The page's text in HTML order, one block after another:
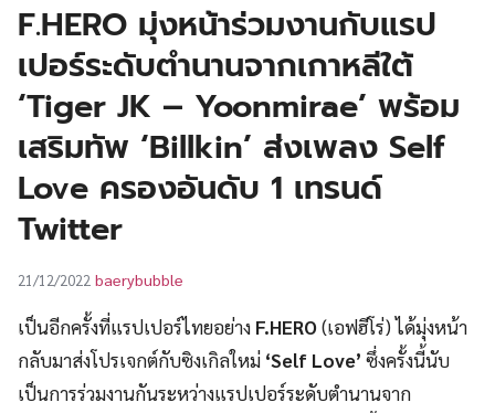
F.HERO มุ่งหน้าร่วมงานกับแรป
เปอร์ระดับตำนานจากเกาหลีใต้
‘Tiger JK – Yoonmirae’ พร้อม
เสริมทัพ ‘Billkin’ ส่งเพลง Self
Love ครองอันดับ 1 เทรนด์
Twitter
21/12/2022 baerybubble
เป็นอีกครั้งที่แรปเปอร์ไทยอย่าง F.HERO(เอฟฮีโร่) ได้มุ่งหน้า
กลับมาส่งโปรเจกต์กับซิงเกิลใหม่ ‘Self Love’ ซึ่งครั้งนี้นับ
เป็นการร่วมงานกันระหว่างแรปเปอร์ระดับตำนานจาก